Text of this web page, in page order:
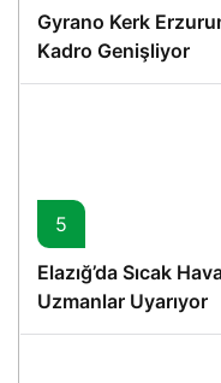
Gyrano Kerk
Kadro Genişliyor
5
Elazığ’da Sıcak
Uzmanlar Uyarıyor